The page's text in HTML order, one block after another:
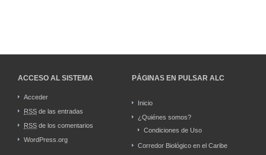
ACCESO AL SISTEMA
Acceder
RSS de las entradas
RSS de los comentarios
WordPress.org
PÁGINAS EN PULSAR ALC
Inicio
¿Quiénes somos?
Condiciones de Uso
Corredor Biológico en el Caribe